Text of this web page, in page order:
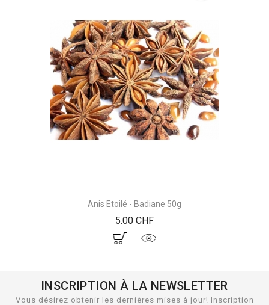
Anis Etoilé - Badiane 50g
5.00 CHFPrix
INSCRIPTION À LA NEWSLETTER
Vous désirez obtenir les dernières mises à jour! Inscription